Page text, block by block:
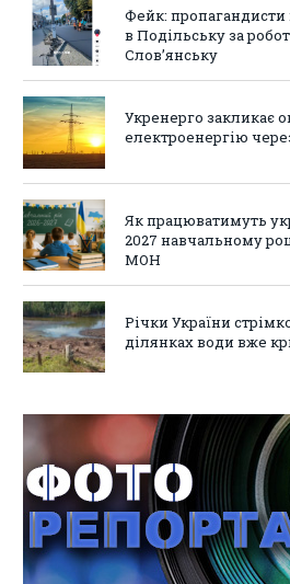
Фейк:
в Подільську за
Слов’янську
Укренерго закликає
електроенергію
Як працюватимуть
2027 навчальному
МОН
Річки України
ділянках води вже